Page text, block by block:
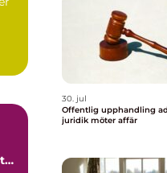
30. jul
Offentlig upphandling
juridik möter affär